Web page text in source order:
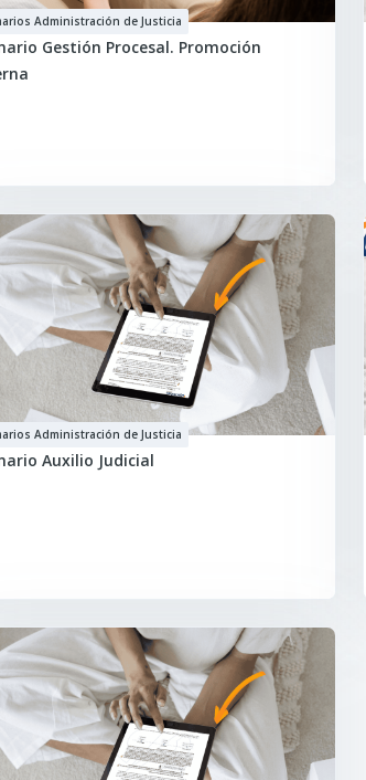
Administración de Justicia
Gestión Procesal. Promoción
Administración de Justicia
Auxilio Judicial